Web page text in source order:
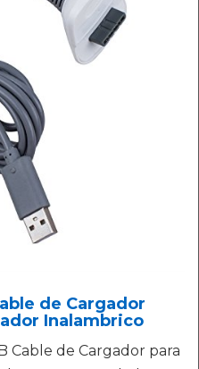
de Cargador
Inalambrico
Cable de Cargador para